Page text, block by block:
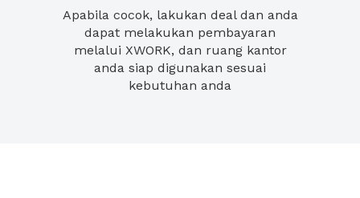
Apabila cocok, lakukan deal dan anda
dapat melakukan pembayaran
melalui XWORK, dan ruang kantor
anda siap digunakan sesuai
kebutuhan anda